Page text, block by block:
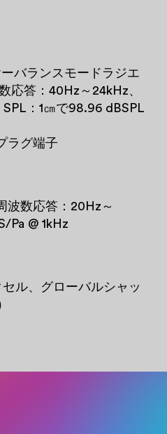
バランスモードラジエ
応答：40Hz～24kHz、
：1㎝で98.96 dBSPL
ラグ端子
波数応答：20Hz～
Pa @ 1kHz
ル、グローバルシャッ